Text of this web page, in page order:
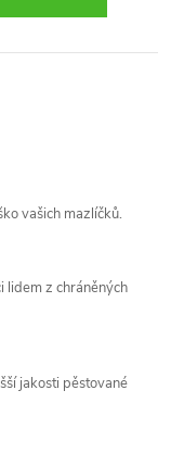
vašich mazlíčků.
lidem z chráněných
jakosti pěstované